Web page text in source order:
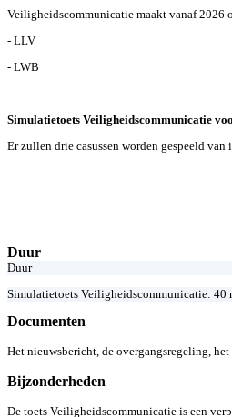
Veiligheidscommunicatie maakt vanaf
- LLV
- LWB
Simulatietoets Veiligheidscommunicatie
Er zullen drie casussen worden gespeeld
Duur
Duur
Simulatietoets Veiligheidscommunicatie: 40
Documenten
Het nieuwsbericht, de overgangsregeling,
Bijzonderheden
De toets Veiligheidscommunicatie is een